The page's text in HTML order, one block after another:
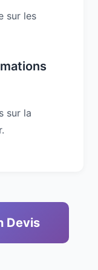
sur les
sur la
Devis